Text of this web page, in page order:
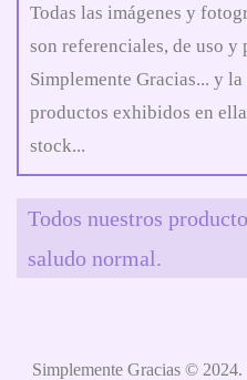
Todas las imágenes y
son referenciales, de uso
Simplemente Gracias... y
productos exhibidos en
stock...
Todos nuestros
saludo normal.
Simplemente Gracias © 2024.